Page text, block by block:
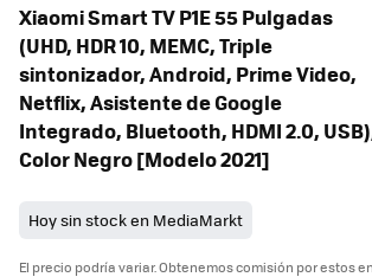
Xiaomi Smart TV P1E 55 Pulgadas
(UHD, HDR 10, MEMC, Triple
sintonizador, Android, Prime Video,
Netflix, Asistente de Google
Integrado, Bluetooth, HDMI 2.0,
Color Negro [Modelo 2021]
Hoy sin stock en MediaMarkt
El precio podría variar. Obtenemos comisión por estos